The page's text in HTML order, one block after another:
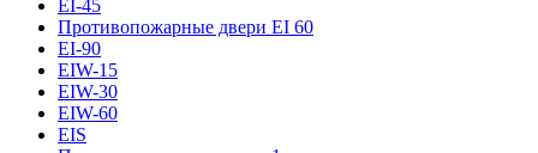
EI-45
Противопожарные двери EI 60
EI-90
EIW-15
EIW-30
EIW-60
EIS